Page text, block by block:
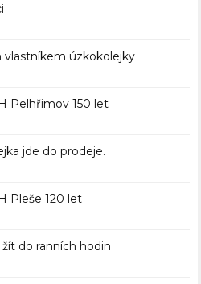
vlastníkem úzkokolejky
Pelhřimov 150 let
jde do prodeje.
Pleše 120 let
do ranních hodin